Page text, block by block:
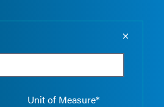
Unit of Measure*